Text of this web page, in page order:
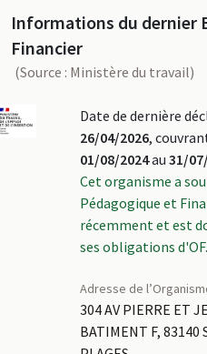
Informations du dernier
Financier
(Source : Ministère du travail)
Date de dernière
26/04/2026,
01/08/2024au 31/
Cet organisme a
Pédagogique et
récemment et est
ses obligations d'OF.
Adresse de
304 AV PIERRE ET
BATIMENT F, 83140